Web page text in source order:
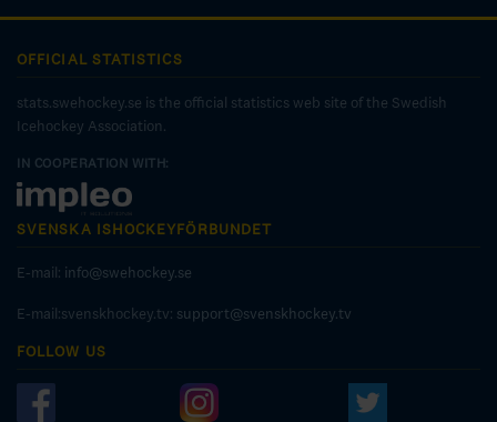
OFFICIAL STATISTICS
stats.swehockey.se is the official statistics web site of the Swedish
Icehockey Association.
IN COOPERATION WITH:
SVENSKA ISHOCKEYFÖRBUNDET
E-mail: info@swehockey.se
E-mail:svenskhockey.tv: support@svenskhockey.tv
FOLLOW US